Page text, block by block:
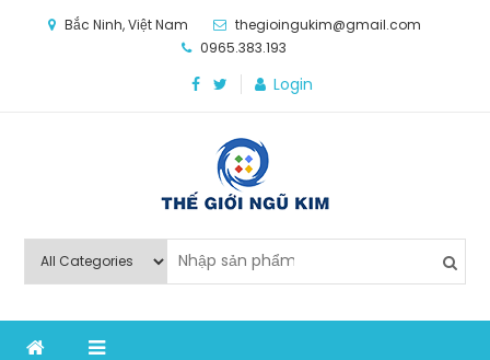
Bắc Ninh, Việt Nam
thegioingukim@gmail.com
0965.383.193
Login
Thế Giới Ngũ Kim
nghiệp sản xuất